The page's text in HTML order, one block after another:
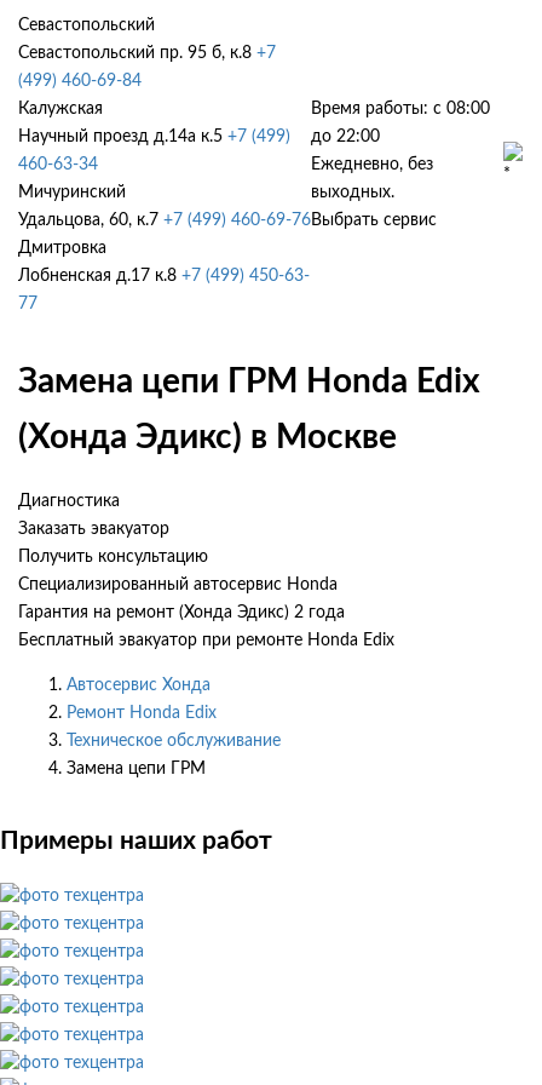
Севастопольский
Севастопольский пр. 95 б, к.8 +7
(499) 460-69-84
Калужская
Научный проезд д.14а к.5 +7 (499)
460-63-34
Мичуринский
Удальцова, 60, к.7 +7 (499) 460-69-76
Дмитровка
Лобненская д.17 к.8 +7 (499) 450-63-
77
Время работы: с 08:00
до 22:00
Ежедневно, без
выходных.
Выбрать сервис
Замена цепи ГРМ Honda Edix
(Хонда Эдикс) в Москве
Диагностика
Заказать эвакуатор
Получить консультацию
Специализированный автосервис Honda
Гарантия на ремонт (Хонда Эдикс) 2 года
Бесплатный эвакуатор при ремонте Honda Edix
Автосервис Хонда
Ремонт Honda Edix
Техническое обслуживание
Замена цепи ГРМ
Примеры наших работ